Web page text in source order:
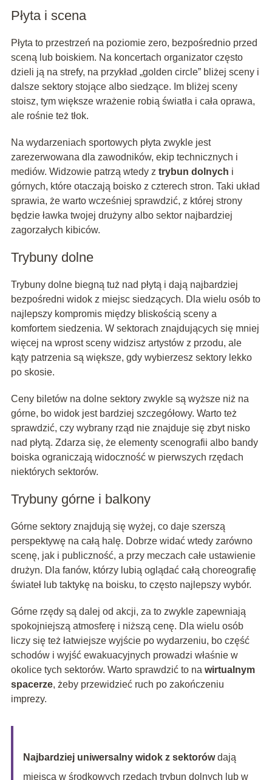
Płyta i scena
Płyta to przestrzeń na poziomie zero, bezpośrednio przed
sceną lub boiskiem. Na koncertach organizator często
dzieli ją na strefy, na przykład „golden circle” bliżej sceny i
dalsze sektory stojące albo siedzące. Im bliżej sceny
stoisz, tym większe wrażenie robią światła i cała oprawa,
ale rośnie też tłok.
Na wydarzeniach sportowych płyta zwykle jest
zarezerwowana dla zawodników, ekip technicznych i
mediów. Widzowie patrzą wtedy z trybun dolnych i
górnych, które otaczają boisko z czterech stron. Taki układ
sprawia, że warto wcześniej sprawdzić, z której strony
będzie ławka twojej drużyny albo sektor najbardziej
zagorzałych kibiców.
Trybuny dolne
Trybuny dolne biegną tuż nad płytą i dają najbardziej
bezpośredni widok z miejsc siedzących. Dla wielu osób to
najlepszy kompromis między bliskością sceny a
komfortem siedzenia. W sektorach znajdujących się mniej
więcej na wprost sceny widzisz artystów z przodu, ale
kąty patrzenia są większe, gdy wybierzesz sektory lekko
po skosie.
Ceny biletów na dolne sektory zwykle są wyższe niż na
górne, bo widok jest bardziej szczegółowy. Warto też
sprawdzić, czy wybrany rząd nie znajduje się zbyt nisko
nad płytą. Zdarza się, że elementy scenografii albo bandy
boiska ograniczają widoczność w pierwszych rzędach
niektórych sektorów.
Trybuny górne i balkony
Górne sektory znajdują się wyżej, co daje szerszą
perspektywę na całą halę. Dobrze widać wtedy zarówno
scenę, jak i publiczność, a przy meczach całe ustawienie
drużyn. Dla fanów, którzy lubią oglądać całą choreografię
świateł lub taktykę na boisku, to często najlepszy wybór.
Górne rzędy są dalej od akcji, za to zwykle zapewniają
spokojniejszą atmosferę i niższą cenę. Dla wielu osób
liczy się też łatwiejsze wyjście po wydarzeniu, bo część
schodów i wyjść ewakuacyjnych prowadzi właśnie w
okolice tych sektorów. Warto sprawdzić to na wirtualnym
spacerze, żeby przewidzieć ruch po zakończeniu
imprezy.
Najbardziej uniwersalny widok z sektorówdają
miejsca w środkowych rzędach trybun dolnych lub w